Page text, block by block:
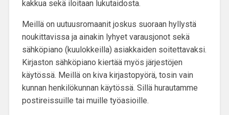
kakkua sekä iloitaan lukutaidosta.
Meillä on uutuusromaanit joskus suoraan hyllystä
noukittavissa ja ainakin lyhyet varausjonot sekä
sähköpiano (kuulokkeilla) asiakkaiden soitettavaksi.
Kirjaston sähköpiano kiertää myös järjestöjen
käytössä. Meillä on kiva kirjastopyörä, tosin vain
kunnan henkilökunnan käytössä. Sillä hurautamme
postireissuille tai muille työasioille.